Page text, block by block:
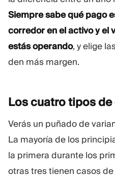
Siempre sabe qué pago
corredor en el activo y el
estás operando, y elige
den más margen.
Los cuatro tipos
Verás un puñado de
La mayoría de los
la primera durante los
otras tres tienen casos